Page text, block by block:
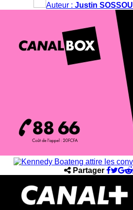
Auteur : Justin SOSSOU
Partager